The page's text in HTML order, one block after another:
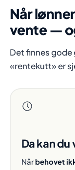
Når
vente —
Det finnes gode
«rentekutt» er
Da kan du
Når behovet